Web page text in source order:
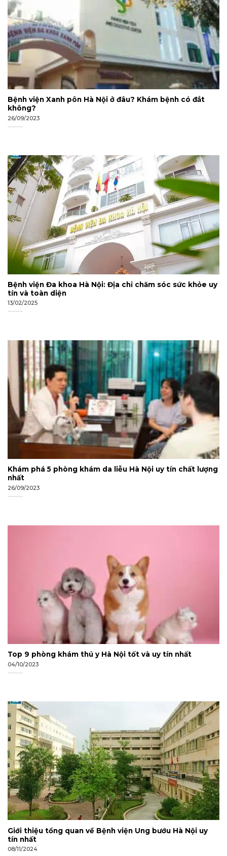
Bệnh viện Xanh pôn Hà Nội ở đâu? Khám bệnh có đắt
không?
26/09/2023
Bệnh viện Đa khoa Hà Nội: Địa chỉ chăm sóc sức khỏe uy
tín và toàn diện
13/02/2025
Khám phá 5 phòng khám da liễu Hà Nội uy tín chất lượng
nhất
26/09/2023
Top 9 phòng khám thú y Hà Nội tốt và uy tín nhất
04/10/2023
Giới thiệu tổng quan về Bệnh viện Ung bướu Hà Nội uy
tín nhất
08/11/2024